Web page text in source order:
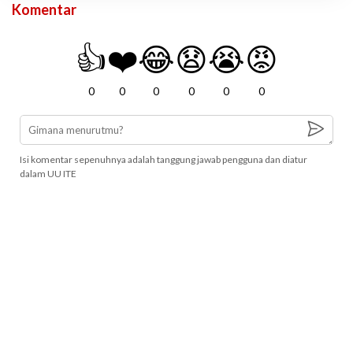
Komentar
👍
0
❤️
0
😂
0
😧
0
😭
0
😡
0
Isi komentar sepenuhnya adalah tanggung jawab pengguna dan diatur
dalam UU ITE